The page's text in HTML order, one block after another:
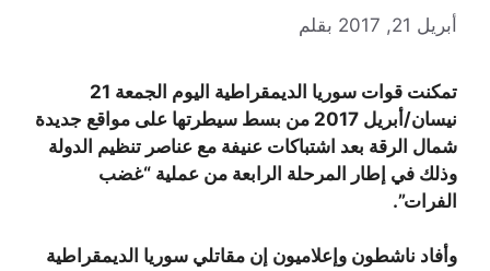
أبريل 21, 2017 بقلم
تمكنت قوات سوريا الديمقراطية اليوم الجمعة 21
نيسان/أبريل 2017 من بسط سيطرتها على مواقع جديدة
شمال الرقة بعد اشتباكات عنيفة مع عناصر تنظيم الدولة
وذلك في إطار المرحلة الرابعة من عملية “غضب
الفرات”.
وأفاد ناشطون وإعلاميون إن مقاتلي سوريا الديمقراطية